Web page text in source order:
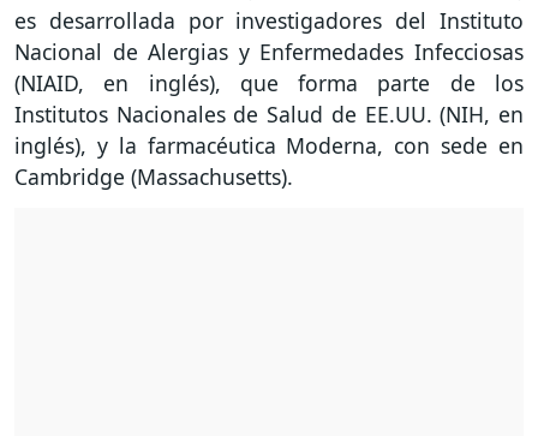
es desarrollada por investigadores del Instituto
Nacional de Alergias y Enfermedades Infecciosas
(NIAID, en inglés), que forma parte de los
Institutos Nacionales de Salud de EE.UU. (NIH, en
inglés), y la farmacéutica Moderna, con sede en
Cambridge (Massachusetts).